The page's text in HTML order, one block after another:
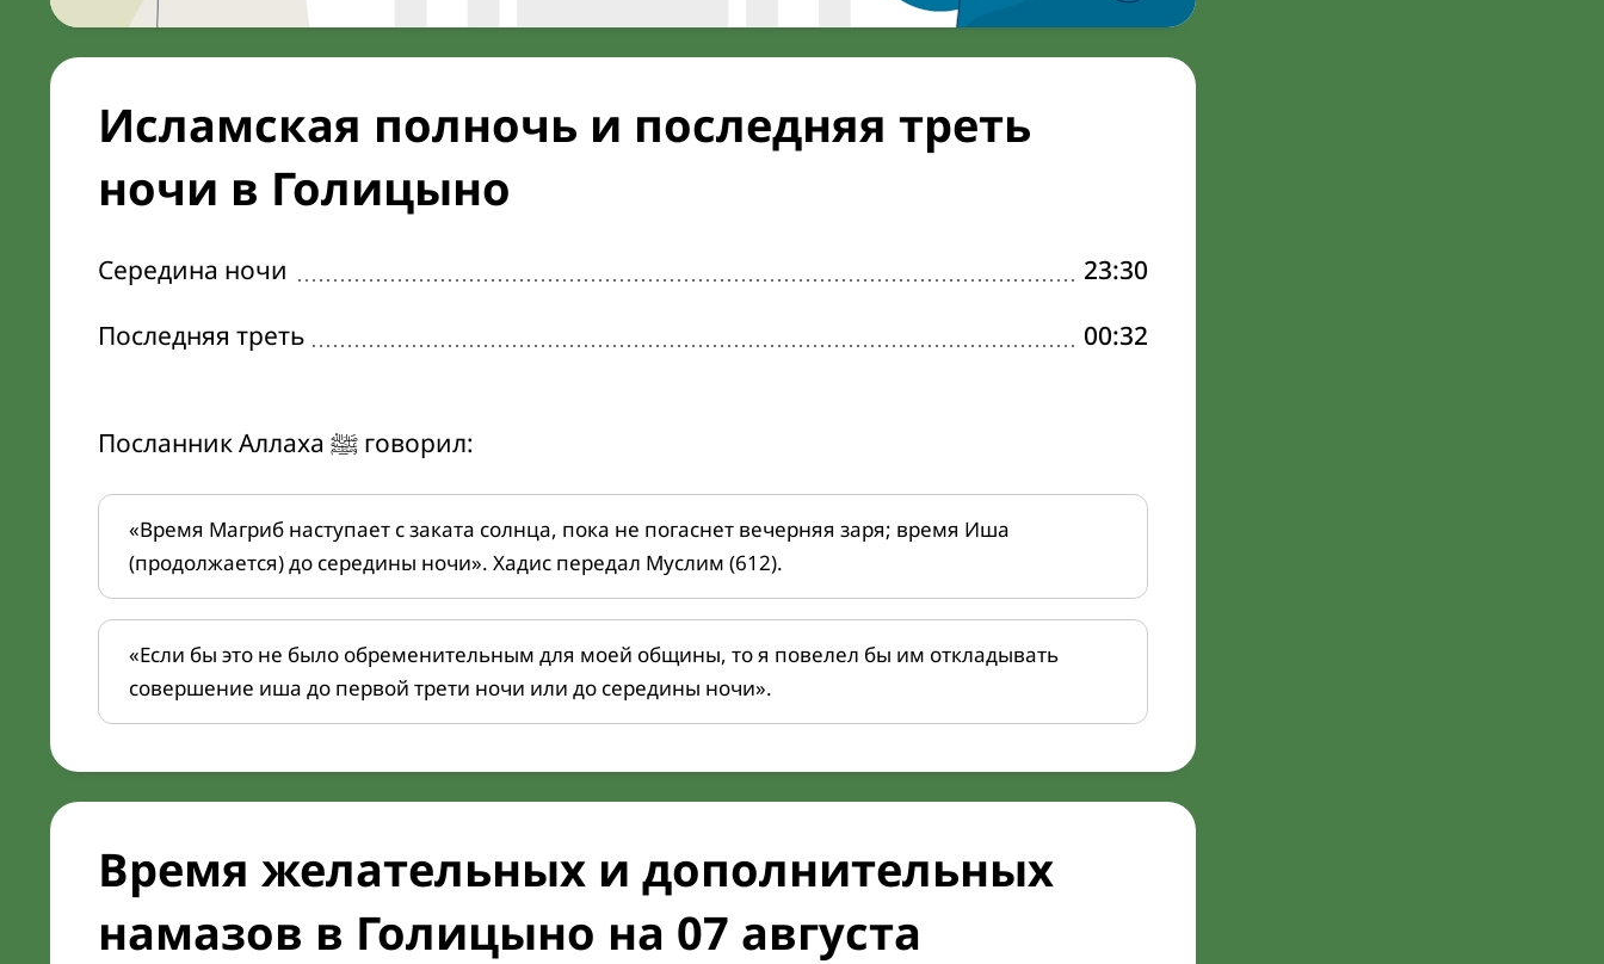
Исламская полночь и последняя треть
ночи в Голицыно
Середина ночи
23:30
Последняя треть
00:32
Посланник Аллаха ﷺ говорил:
«Время Магриб наступает с заката солнца, пока не погаснет вечерняя заря; время Иша
(продолжается) до середины ночи». Хадис передал Муслим (612).
«Если бы это не было обременительным для моей общины, то я повелел бы им откладывать
совершение иша до первой трети ночи или до середины ночи».
Время желательных и дополнительных
намазов в Голицыно на 07 августа